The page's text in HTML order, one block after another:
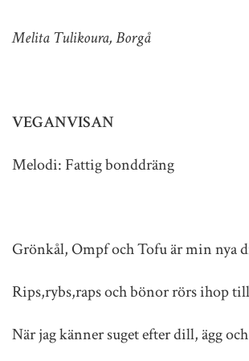
Melita Tulikoura, Borgå
VEGANVISAN
Melodi: Fattig bonddräng
Grönkål, Ompf och Tofu är min nya
Rips,rybs,raps och bönor rörs ihop
När jag känner suget efter dill, ägg